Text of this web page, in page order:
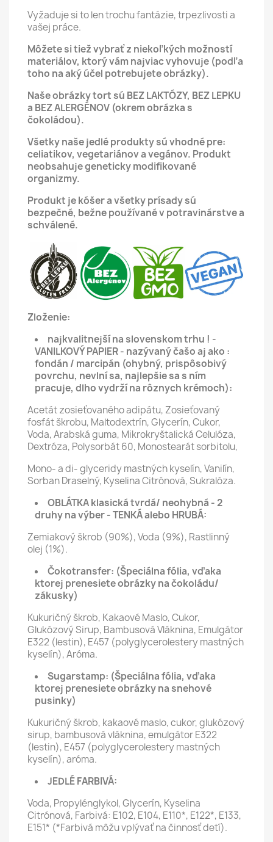
Vyžaduje si to len trochu fantázie, trpezlivosti a
vašej práce.
Môžete si tiež vybrať z niekoľkých možností
materiálov, ktorý vám najviac vyhovuje (podľa
toho na aký účel potrebujete obrázky).
Naše obrázky tort sú BEZ LAKTÓZY, BEZ LEPKU
a BEZ ALERGÉNOV (okrem obrázka s
čokoládou).
Všetky naše jedlé produkty sú vhodné pre:
celiatikov, vegetariánov a vegánov. Produkt
neobsahuje geneticky modifikované
organizmy.
Produkt je kóšer a všetky prísady sú
bezpečné, bežne používané v potravinárstve a
schválené.
Zloženie:
najkvalitnejší na slovenskom trhu ! -
VANILKOVÝ PAPIER - nazývaný čašo aj ako :
fondán / marcipán (ohybný, prispôsobivý
povrchu, nevlní sa, najlepšie sa s ním
pracuje, dlho vydrží na rôznych krémoch):
Acetát zosieťovaného adipátu, Zosieťovaný
fosfát škrobu, Maltodextrín, Glycerín, Cukor,
Voda, Arabská guma, Mikrokryštalická Celulóza,
Dextróza, Polysorbát 60, Monostearát sorbitolu,
Mono- a di- glyceridy mastných kyselín, Vanilín,
Sorban Draselný, Kyselina Citrónová, Sukralóza.
OBLÁTKA klasická tvrdá/ neohybná - 2
druhy na výber - TENKÁ alebo HRUBÁ:
Zemiakový škrob (90%), Voda (9%), Rastlinný
olej (1%).
Čokotransfer: (Špeciálna fólia, vďaka
ktorej prenesiete obrázky na čokoládu/
zákusky)
Kukuričný škrob, Kakaové Maslo, Cukor,
Glukózový Sirup, Bambusová Vláknina, Emulgátor
E322 (lestin), E457 (polyglycerolestery mastných
kyselín), Aróma.
Sugarstamp: (Špeciálna fólia, vďaka
ktorej prenesiete obrázky na snehové
pusinky)
Kukuričný škrob, kakaové maslo, cukor, glukózový
sirup, bambusová vláknina, emulgátor E322
(lestin), E457 (polyglycerolestery mastných
kyselín), aróma.
JEDLÉ FARBIVÁ:
Voda, Propylénglykol, Glycerín, Kyselina
Citrónová, Farbivá: E102, E104, E110*, E122*, E133,
E151* (*Farbivá môžu vplývať na činnosť detí).